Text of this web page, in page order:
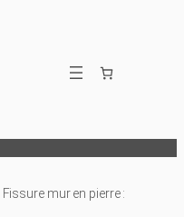
mur en pierre :